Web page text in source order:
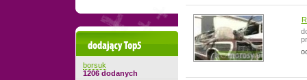
Dodający top-5
borsuk
1206 dodanych